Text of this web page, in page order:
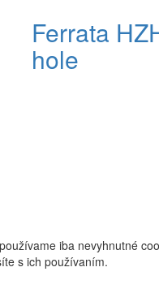
Ferrata
hole
iba nevyhnutné
s ich používaním.